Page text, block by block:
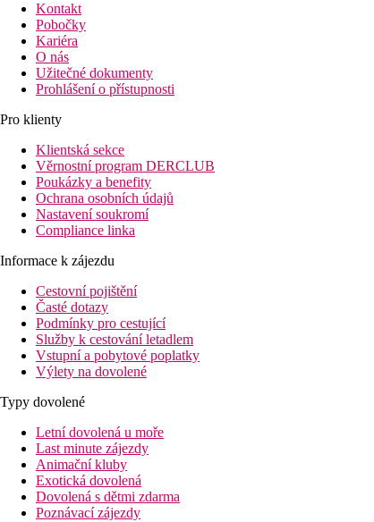
Kontakt
Pobočky
Kariéra
O nás
Užitečné dokumenty
Prohlášení o přístupnosti
Pro klienty
Klientská sekce
Věrnostní program DERCLUB
Poukázky a benefity
Ochrana osobních údajů
Nastavení soukromí
Compliance linka
Informace k zájezdu
Cestovní pojištění
Časté dotazy
Podmínky pro cestující
Služby k cestování letadlem
Vstupní a pobytové poplatky
Výlety na dovolené
Typy dovolené
Letní dovolená u moře
Last minute zájezdy
Animační kluby
Exotická dovolená
Dovolená s dětmi zdarma
Poznávací zájezdy